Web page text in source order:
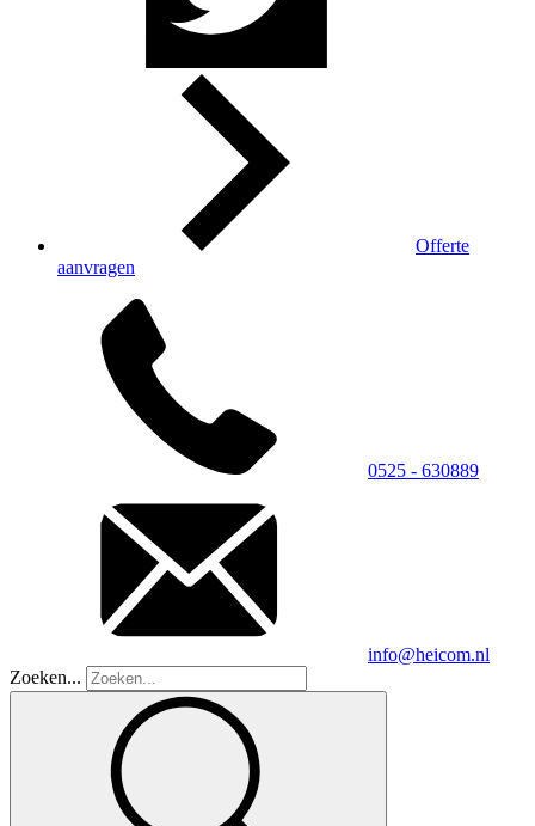
Offerte
aanvragen
0525 - 630889
info@heicom.nl
Zoeken...